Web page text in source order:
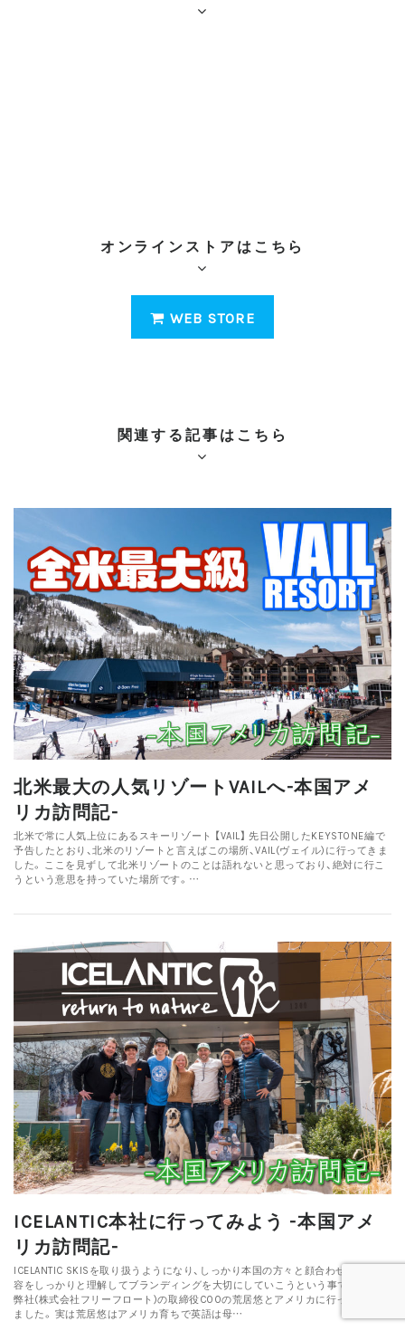
オンラインストアはこちら
WEB STORE
関連する記事はこちら
北米最大の人気リゾートVAILへ-本国アメ
リカ訪問記-
北米で常に人気上位にあるスキーリゾート 【VAIL】 先日公開したKEYSTONE編で
予告したとおり、北米のリゾートと言えばこの場所、VAIL(ヴェイル)に行ってきま
した。 ここを見ずして北米リゾートのことは語れないと思っており、絶対に行こ
うという意思を持っていた場所です。…
ICELANTIC本社に行ってみよう -本国アメ
リカ訪問記-
ICELANTIC SKISを取り扱うようになり、しっかり本国の方々と顔合わせや方針内
容をしっかりと理解してブランディングを大切にしていこうという事でさっそく
弊社(株式会社フリーフロート)の取締役COOの荒居悠とアメリカに行ってまいり
ました。 実は荒居悠はアメリカ育ちで英語は母…